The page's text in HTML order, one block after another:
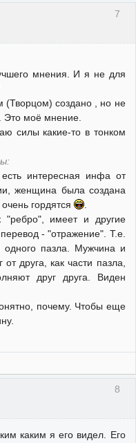
7
мнения. И я не для
(Творцом) создано , но не
Это моё мнение.
силы какие-то в тонком
интересная инфа от
женщина была создана
гордятся
"ребро", имеет и другие
- "отражение". Т.е.
одного пазла. Мужчина и
друга, как части пазла,
друг друга. Виден
почему. Чтобы еще
8
каким я его видел. Его